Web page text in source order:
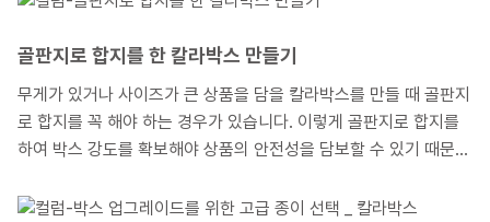
골판지로 합지를 한 칼라박스 만들기
무게가 있거나 사이즈가 큰 상품을 담을 칼라박스를 만들 때 골판지
로 합지를 꼭 해야 하는 경우가 있습니다. 이렇게 골판지로 합지를
하여 박스 강도를 확보해야 상품의 안전성을 담보할 수 있기 때문입
서 어떠한 경우에 합지를 해야 하며, 합지할 때 선택해야 하는 골판